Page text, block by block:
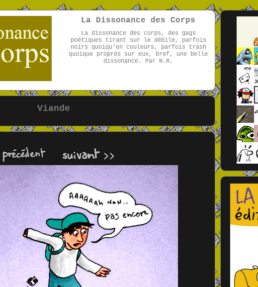
La Dissonance des Corps
La dissonance des corps, des gags
poétiques tirant sur le débile, parfois
noirs quoiqu'en couleurs, parfois trash
quoique propres sur eux, bref, une belle
dissonance. Par N.R.
Viande